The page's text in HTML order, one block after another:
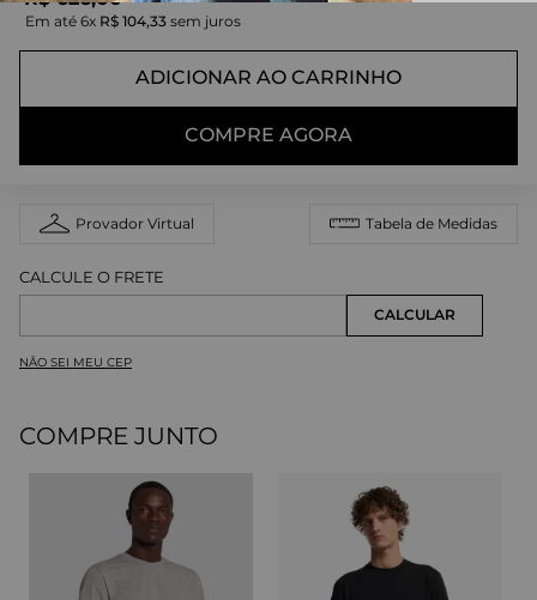
Em até 6x R$ 104,33 sem juros
ADICIONAR AO CARRINHO
COMPRE AGORA
Provador Virtual Tabela de Medidas
NÃO SEI MEU CEP
COMPRE JUNTO